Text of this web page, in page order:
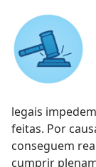
legais
feitas. Por
conseguem
cumprir